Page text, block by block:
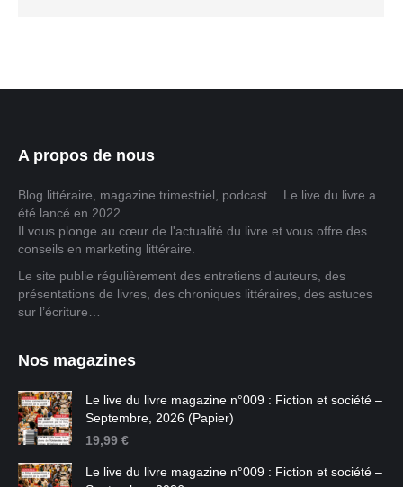
A propos de nous
Blog littéraire, magazine trimestriel, podcast… Le live du livre a
été lancé en 2022.
Il vous plonge au cœur de l'actualité du livre et vous offre des
conseils en marketing littéraire.
Le site publie régulièrement des entretiens d’auteurs, des
présentations de livres, des chroniques littéraires, des astuces
sur l’écriture…
Nos magazines
Le live du livre magazine n°009 : Fiction et société –
Septembre, 2026 (Papier)
19,99 €
Le live du livre magazine n°009 : Fiction et société –